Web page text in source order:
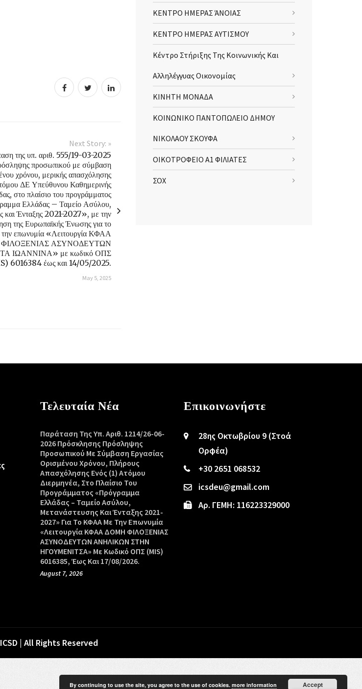
Next Story: »
της υπ. αριθ. 555/19-03-2025
προσωπικού με σύμβαση
χρόνου, μερικής απασχόλησης
ΔΕ Υπεύθυνου Καθημερινής
στο πλαίσιο του προγράμματος
Ελλάδας – Ταμείο Ασύλου,
και Ένταξης 2021-2027», με την
της Ευρωπαϊκής Ένωσης για το
επωνυμία «Λειτουργία ΚΦΑΑ
ΑΣΥΝΟΔΕΥΤΩΝ
ΙΩΑΝΝΙΝΑ» με κωδικό ΟΠΣ
6016384 έως και 14/05/2025.
May 5, 2025
ΚΕΝΤΡΟ ΗΜΕΡΑΣ ΆΝΟΙΑΣ
ΚΕΝΤΡΟ ΗΜΕΡΑΣ ΑΥΤΙΣΜΟΥ
Κέντρο Στήριξης Της Κοινωνικής Και
Αλληλέγγυας Οικονομίας
ΚΙΝΗΤΗ ΜΟΝΑΔΑ
ΚΟΙΝΩΝΙΚΟ ΠΑΝΤΟΠΩΛΕΙΟ ΔΗΜΟΥ
ΝΙΚΟΛΑΟΥ ΣΚΟΥΦΑ
ΟΙΚΟΤΡΟΦΕΙΟ Α1 ΦΙΛΙΑΤΕΣ
ΣΟΧ
Τελευταία Νέα
Παράταση Της Υπ. Αριθ. 1214/26-06-
2026 Πρόσκλησης Πρόσληψης
Προσωπικού Με Σύμβαση Εργασίας
Ορισμένου Χρόνου, Πλήρους
Απασχόλησης Ενός (1) Ατόμου
Διερμηνέα, Στο Πλαίσιο Του
Προγράμματος «Πρόγραμμα
Ελλάδας – Ταμείο Ασύλου,
Μετανάστευσης Και Ένταξης 2021-
2027» Για Το ΚΦΑΑ Με Την Επωνυμία
«Λειτουργία ΚΦΑΑ ΔΟΜΗ ΦΙΛΟΞΕΝΙΑΣ
ΑΣΥΝΟΔΕΥΤΩΝ ΑΝΗΛΙΚΩΝ ΣΤΗΝ
ΗΓΟΥΜΕΝΙΤΣΑ» Με Κωδικό ΟΠΣ (MIS)
6016385, Έως Και 17/08/2026.
August 7, 2026
Επικοινωνήστε
28ης Οκτωβρίου 9 (Στοά
Ορφέα)
+30 2651 068532
icsdeu@gmail.com
Αρ. ΓΕΜΗ: 116223329000
| All Rights Reserved
By continuing to use the site, you agree to the use of cookies. more information Accept